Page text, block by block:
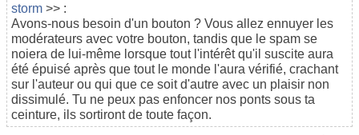
storm >> :
Avons-nous besoin d'un bouton ? Vous allez ennuyer les
modérateurs avec votre bouton, tandis que le spam se
noiera de lui-même lorsque tout l'intérêt qu'il suscite aura
été épuisé après que tout le monde l'aura vérifié, crachant
sur l'auteur ou qui que ce soit d'autre avec un plaisir non
dissimulé. Tu ne peux pas enfoncer nos ponts sous ta
ceinture, ils sortiront de toute façon.